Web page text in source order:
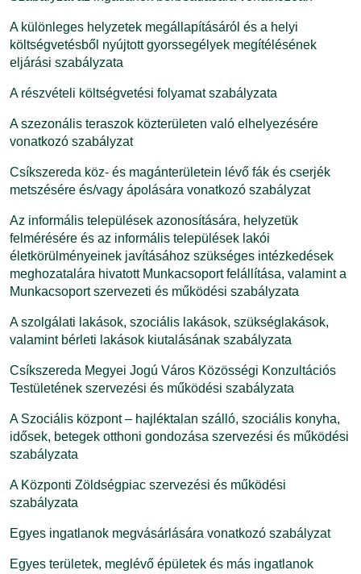
A különleges helyzetek megállapításáról és a helyi
költségvetésből nyújtott gyorssegélyek megítélésének
eljárási szabályzata
A részvételi költségvetési folyamat szabályzata
A szezonális teraszok közterületen való elhelyezésére
vonatkozó szabályzat
Csíkszereda köz- és magánterületein lévő fák és cserjék
metszésére és/vagy ápolására vonatkozó szabályzat
Az informális települések azonosítására, helyzetük
felmérésére és az informális települések lakói
életkörülményeinek javításához szükséges intézkedések
meghozatalára hivatott Munkacsoport felállítása, valamint a
Munkacsoport szervezeti és működési szabályzata
A szolgálati lakások, szociális lakások, szükséglakások,
valamint bérleti lakások kiutalásának szabályzata
Csíkszereda Megyei Jogú Város Közösségi Konzultációs
Testületének szervezési és működési szabályzata
A Szociális központ – hajléktalan szálló, szociális konyha,
idősek, betegek otthoni gondozása szervezési és működési
szabályzata
A Központi Zöldségpiac szervezési és működési
szabályzata
Egyes ingatlanok megvásárlására vonatkozó szabályzat
Egyes területek, meglévő épületek és más ingatlanok